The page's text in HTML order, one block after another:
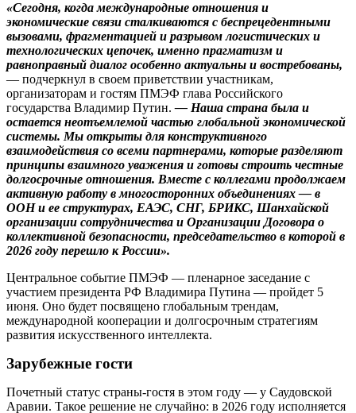
«Сегодня, когда международные отношения и
экономические связи сталкиваются с беспрецедентными
вызовами, фрагментацией и разрывом логистических и
технологических цепочек, именно прагматизм и
равноправный диалог особенно актуальны и востребованы,
— подчеркнул в своем приветствии участникам,
организаторам и гостям ПМЭФ глава Российского
государства Владимир Путин.— Наша страна была и
остается неотъемлемой частью глобальной экономической
системы. Мы открыты для конструктивного
взаимодействия со всеми партнерами, которые разделяют
принципы взаимного уважения и готовы строить честные
долгосрочные отношения. Вместе с коллегами продолжаем
активную работу в многосторонних объединениях — в
ООН и ее структурах, ЕАЭС, СНГ, БРИКС, Шанхайской
организации сотрудничества и Организации Договора о
коллективной безопасности, председательство в которой в
2026 году перешло к России».
Центральное событие ПМЭФ — пленарное заседание с
участием президента РФ Владимира Путина — пройдет 5
июня. Оно будет посвящено глобальным трендам,
международной кооперации и долгосрочным стратегиям
развития искусственного интеллекта.
Зарубежные гости
Почетный статус страны-­гостя в этом году — у Саудовской
Аравии. Такое решение не случайно: в 2026 году исполняется